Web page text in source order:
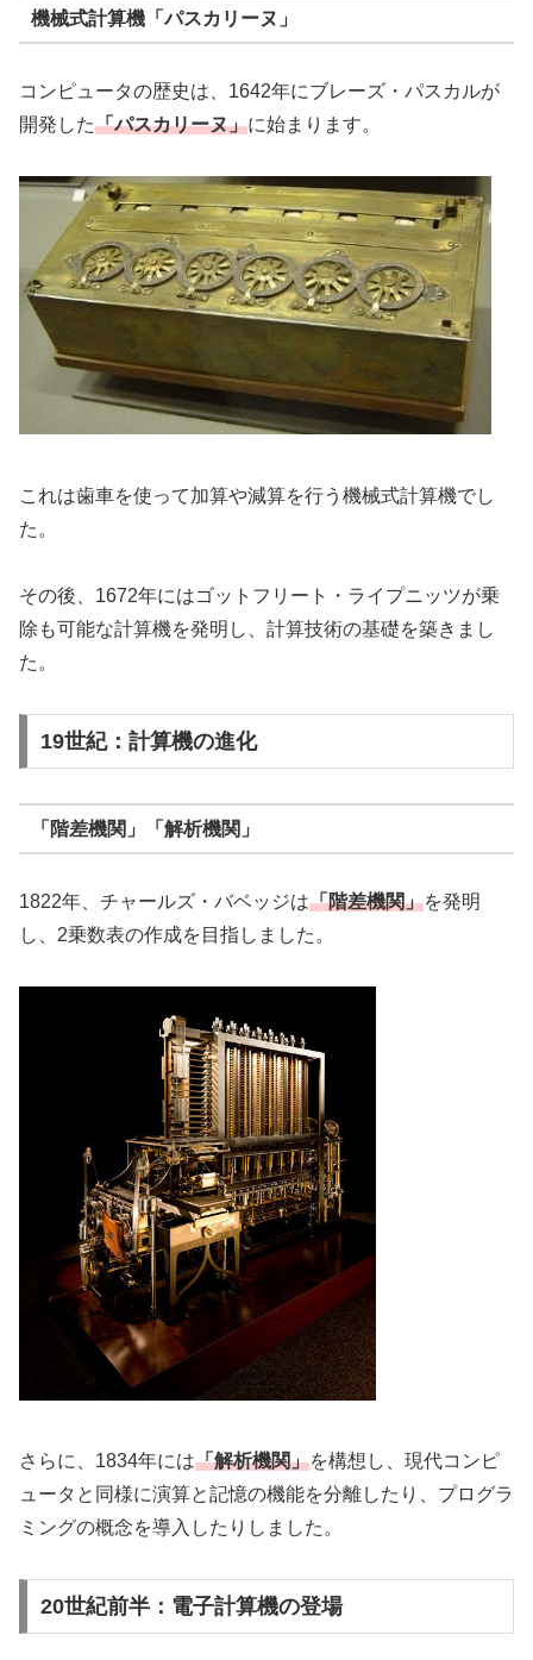
機械式計算機「パスカリーヌ」
コンピュータの歴史は、1642年にブレーズ・パスカルが
開発した「パスカリーヌ」に始まります。
これは歯車を使って加算や減算を行う機械式計算機でし
た。
その後、1672年にはゴットフリート・ライプニッツが乗
除も可能な計算機を発明し、計算技術の基礎を築きまし
た。
19世紀：計算機の進化
「階差機関」「解析機関」
1822年、チャールズ・バベッジは「階差機関」を発明
し、2乗数表の作成を目指しました。
さらに、1834年には「解析機関」を構想し、現代コンピ
ュータと同様に演算と記憶の機能を分離したり、プログラ
ミングの概念を導入したりしました。
20世紀前半：電子計算機の登場